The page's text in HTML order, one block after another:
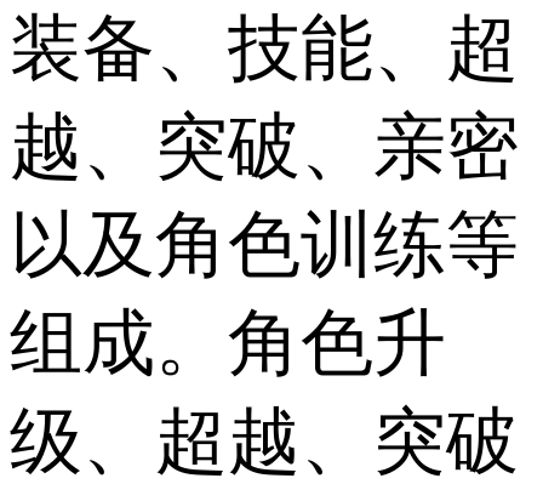
装备、技能、超
越、突破、亲密
以及角色训练等
组成。角色升
级、超越、突破